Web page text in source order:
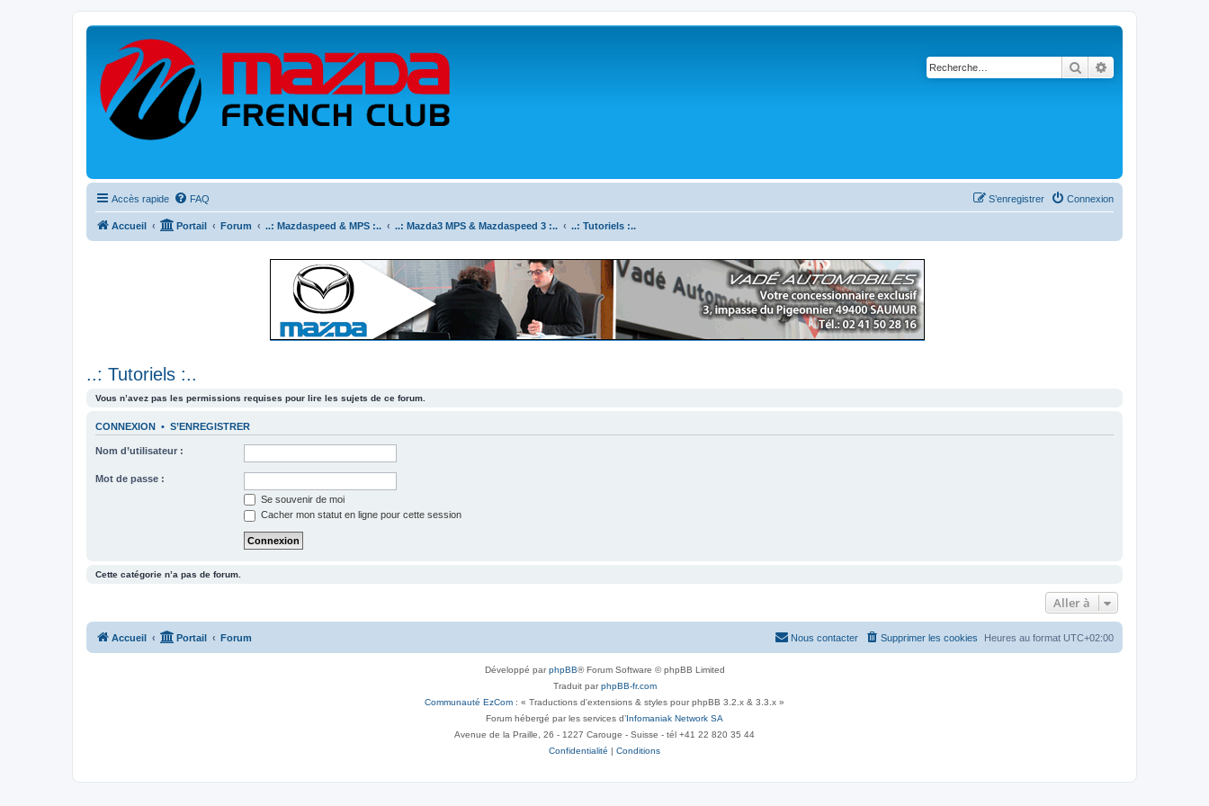
Rechercher
Accès rapide FAQ Connexion
S’enregistrer
Accueil Portail Forum ..: Mazdaspeed & MPS :.. ..: Mazda3 MPS & Mazdaspeed 3 :.. ..: Tutoriels :..
..: Tutoriels :..
Vous n’avez pas les permissions requises pour lire les sujets de ce forum.
CONNEXION • S’ENREGISTRER
Nom d’utilisateur :
Mot de passe :
Se souvenir de moi
Cacher mon statut en ligne pour cette session
Cette catégorie n’a pas de forum.
Aller à
Accueil Portail Forum Heures au format UTC+02:00
Supprimer les cookies
Nous contacter
Développé parphpBB® Forum Software © phpBB Limited
Traduit parphpBB-fr.com
Communauté EzCom : « Traductions d'extensions & styles pour phpBB 3.2.x & 3.3.x »
Forum hébergé par les services d’Infomaniak Network SA
Avenue de la Praille, 26 - 1227 Carouge - Suisse - tél +41 22 820 35 44
Confidentialité | Conditions